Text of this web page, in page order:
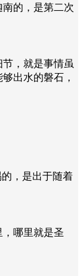
的，是第二次
，就是事情虽
出水的磐石，
的，是出于随着
哪里就是圣